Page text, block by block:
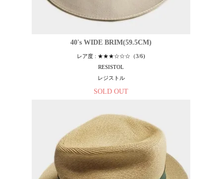
40's WIDE BRIM(59.5CM)
レア度 : ★★★☆☆☆（3/6)
RESISTOL
レジストル
SOLD OUT